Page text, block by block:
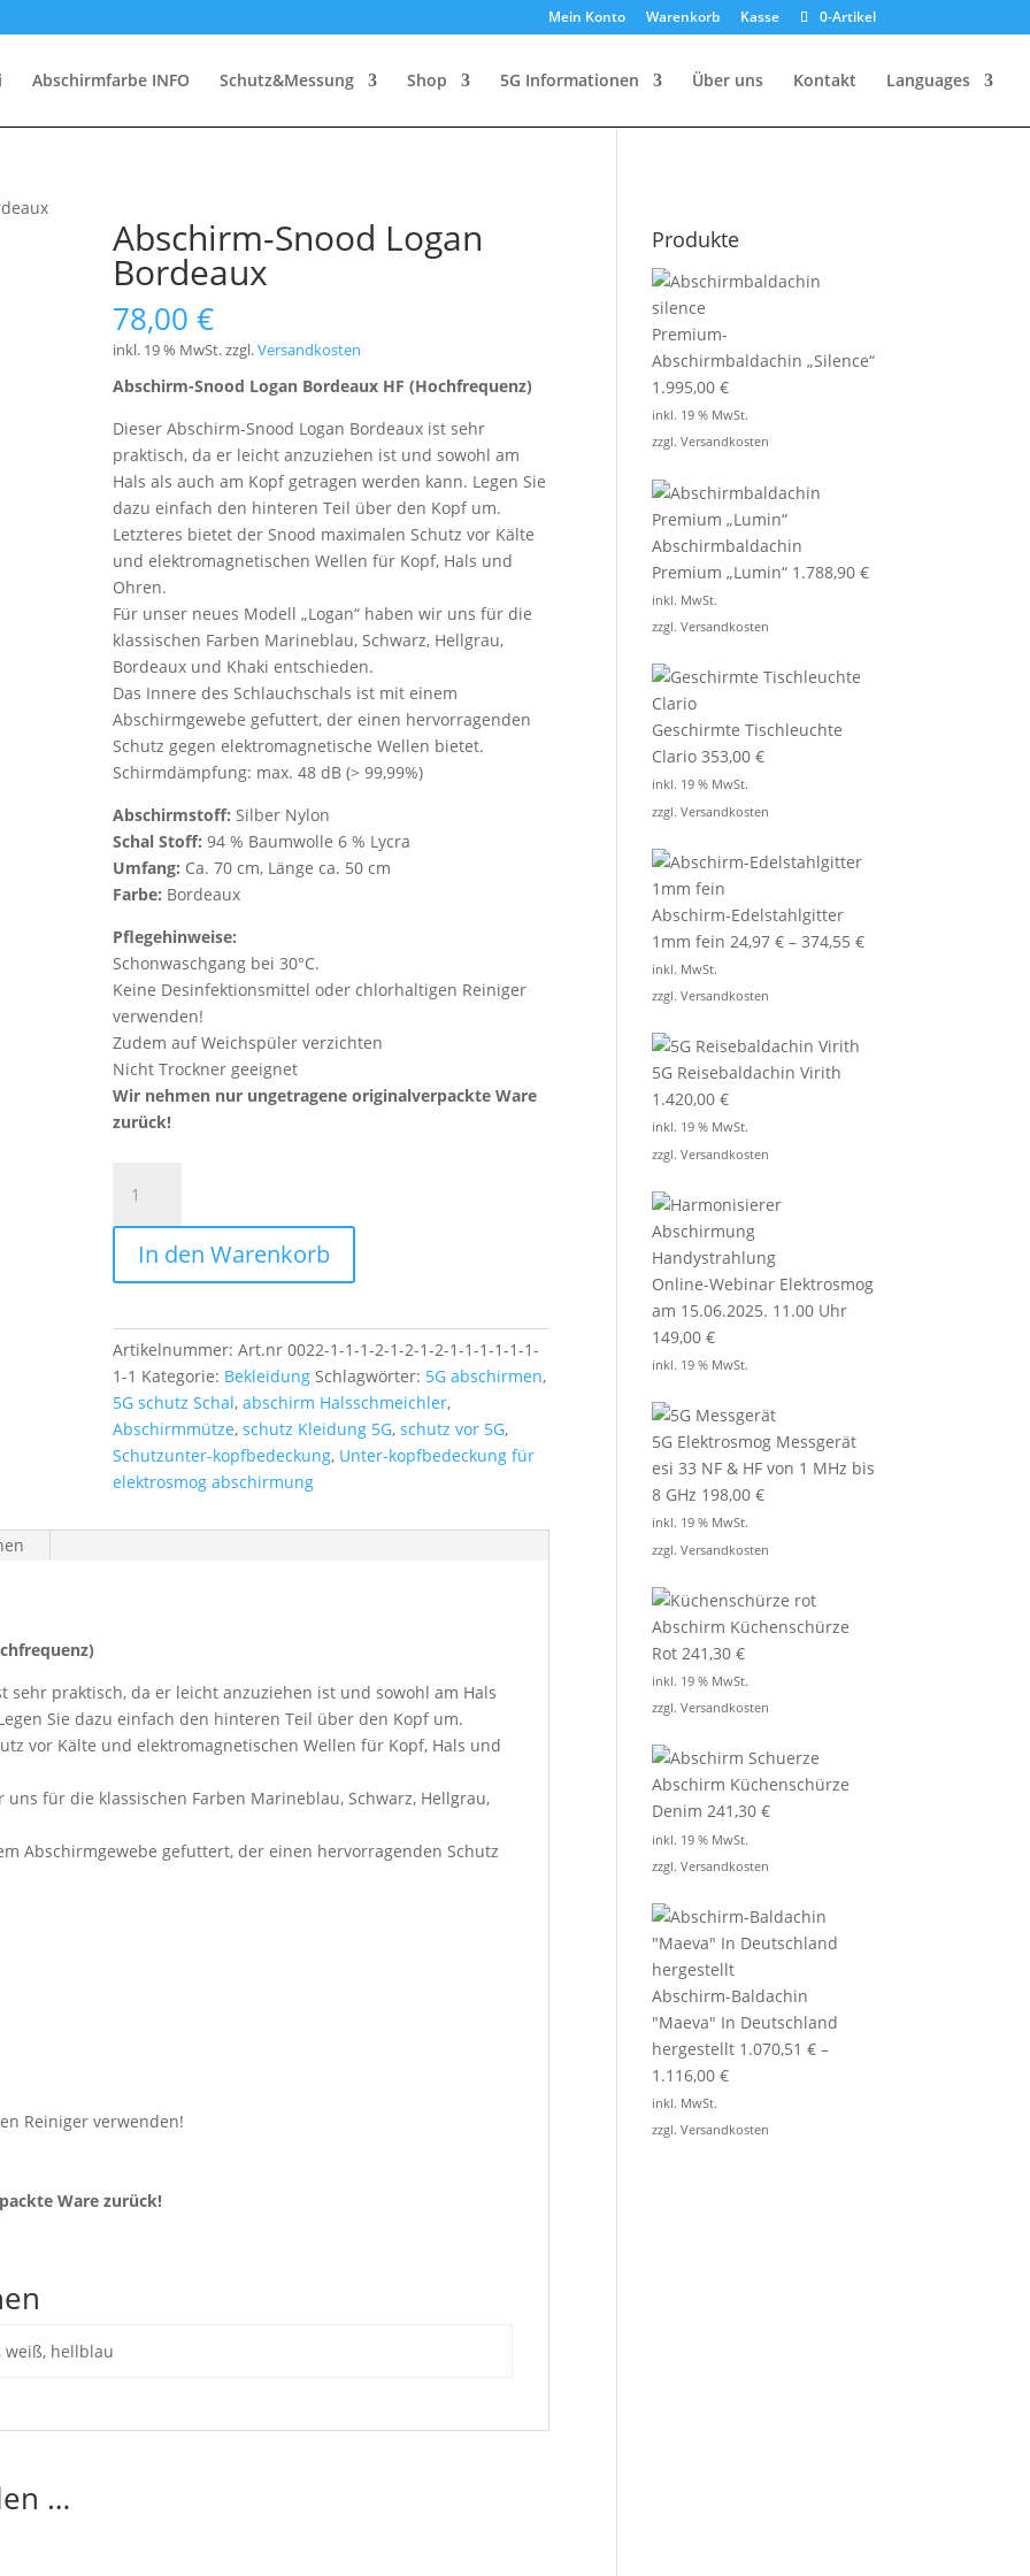
Mein Konto Warenkorb Kasse 0-Artikel
Abschirmfarbe INFO Schutz&Messung Shop 5G Informationen Über uns Kontakt Languages
Abschirm-Snood Logan
Bordeaux
78,00€
inkl. 19 % MwSt.zzgl.Versandkosten
Abschirm-Snood Logan Bordeaux HF (Hochfrequenz)
Dieser Abschirm-Snood Logan Bordeaux ist sehr
praktisch, da er leicht anzuziehen ist und sowohl am
Hals als auch am Kopf getragen werden kann. Legen Sie
dazu einfach den hinteren Teil über den Kopf um.
Letzteres bietet der Snood maximalen Schutz vor Kälte
und elektromagnetischen Wellen für Kopf, Hals und
Ohren.
Für unser neues Modell „Logan“ haben wir uns für die
klassischen Farben Marineblau, Schwarz, Hellgrau,
Bordeaux und Khaki entschieden.
Das Innere des Schlauchschals ist mit einem
Abschirmgewebe gefuttert, der einen hervorragenden
Schutz gegen elektromagnetische Wellen bietet.
Schirmdämpfung: max. 48 dB (> 99,99%)
Abschirmstoff: Silber Nylon
Schal Stoff: 94 % Baumwolle 6 % Lycra
Umfang: Ca. 70 cm, Länge ca. 50 cm
Farbe: Bordeaux
Pflegehinweise:
Schonwaschgang bei 30°C.
Keine Desinfektionsmittel oder chlorhaltigen Reiniger
verwenden!
Zudem auf Weichspüler verzichten
Nicht Trockner geeignet
Wir nehmen nur ungetragene originalverpackte Ware
zurück!
Snood
Logan
Bordeaux
Menge
In den Warenkorb
Artikelnummer:Art.nr 0022-1-1-1-2-1-2-1-2-1-1-1-1-1-1-
1-1 Kategorie: Bekleidung Schlagwörter: 5G abschirmen,
5G schutz Schal,abschirm Halsschmeichler,
Abschirmmütze,schutz Kleidung 5G,schutz vor 5G,
Schutzunter-kopfbedeckung, Unter-kopfbedeckung für
elektrosmog abschirmung
sehr praktisch, da er leicht anzuziehen ist und sowohl am Hals
Sie dazu einfach den hinteren Teil über den Kopf um.
vor Kälte und elektromagnetischen Wellen für Kopf, Hals und
uns für die klassischen Farben Marineblau, Schwarz, Hellgrau,
Abschirmgewebe gefuttert, der einen hervorragenden Schutz
Reiniger verwenden!
Ware zurück!
weiß, hellblau
…
Produkte
Premium-
Abschirmbaldachin „Silence“
1.995,00€
inkl. 19 % MwSt.
zzgl.Versandkosten
Abschirmbaldachin
Premium „Lumin“ 1.788,90€
inkl. MwSt.
zzgl.Versandkosten
Geschirmte Tischleuchte
Clario 353,00€
inkl. 19 % MwSt.
zzgl.Versandkosten
Abschirm-Edelstahlgitter
1mm fein 24,97€ –374,55€
inkl. MwSt.
zzgl.Versandkosten
5G Reisebaldachin Virith
1.420,00€
inkl. 19 % MwSt.
zzgl.Versandkosten
Online-Webinar Elektrosmog
am 15.06.2025. 11.00 Uhr
149,00€
inkl. 19 % MwSt.
5G Elektrosmog Messgerät
esi 33 NF & HF von 1 MHz bis
8 GHz 198,00€
inkl. 19 % MwSt.
zzgl.Versandkosten
Abschirm Küchenschürze
Rot 241,30€
inkl. 19 % MwSt.
zzgl.Versandkosten
Abschirm Küchenschürze
Denim 241,30€
inkl. 19 % MwSt.
zzgl.Versandkosten
Abschirm-Baldachin
"Maeva" In Deutschland
hergestellt 1.070,51€ –
1.116,00€
inkl. MwSt.
zzgl.Versandkosten